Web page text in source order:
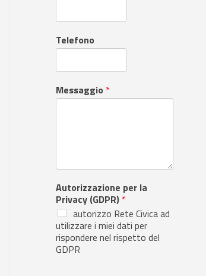
Telefono
Messaggio *
Autorizzazione per la
Privacy (GDPR) *
autorizzo Rete Civica ad
utilizzare i miei dati per
rispondere nel rispetto del
GDPR